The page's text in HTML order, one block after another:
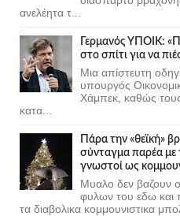
ανελέητα τ...
Γερμανός ΥΠΟΙΚ:
στο σπίτι για να
Μια απίστευτη
υπουργός
Χάμπεκ, καθώς
κατα...
Πάρα την «θεϊκή»
σύνταγμα παρέα με
γνωστοί ως
Μυαλο δεν βαζουν
φυλων του εδω και
τα διαβολικα κομμουνιστικα